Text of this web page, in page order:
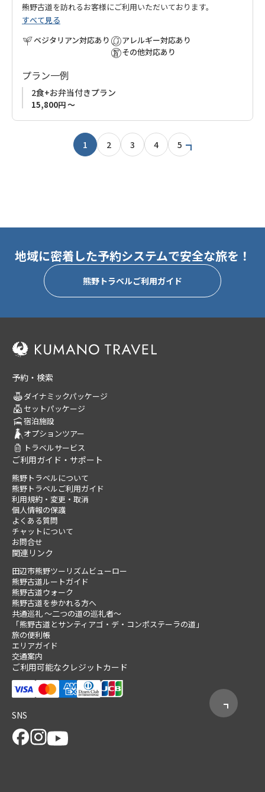
熊野古道を訪れるお客様にご利用いただいております。
小さな宿ですので、たくさんの予約をお受けすることはできま
せんが、何よりもお客様との会話を大切にしています。
お客様には自分の家に帰ってきたような感覚になってもらえれ
ばと思って経営しています。
※現在、当館は1日1組様（2名様まで）限定でのご予約とさせて
いただいております。
※連泊はお受けしておりません。
すべて見る
ベジタリアン対応あり
アレルギー対応あり
その他対応あり
プラン一例
2食+お弁当付きプラン
15,800円 ～
1 2 3 4 5
地域に密着した予約システムで安全な旅を！
熊野トラベルご利用ガイド
予約・検索
ダイナミックパッケージ
セットパッケージ
宿泊施設
オプションツアー
トラベルサービス
ご利用ガイド・サポート
熊野トラベルについて
熊野トラベルご利用ガイド
利用規約・変更・取消
個人情報の保護
よくある質問
チャットについて
お問合せ
関連リンク
田辺市熊野ツーリズムビューロー
熊野古道ルートガイド
熊野古道ウォーク
熊野古道を歩かれる方へ
共通巡礼 ～二つの道の巡礼者～
「熊野古道とサンティアゴ・デ・コンポステーラの道」
旅の便利帳
エリアガイド
交通案内
ご利用可能なクレジットカード
SNS